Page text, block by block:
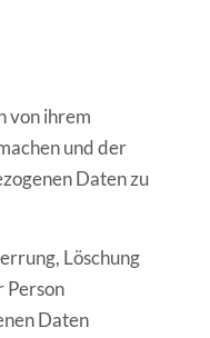
von ihrem
und der
Daten zu
Löschung
Person
Daten